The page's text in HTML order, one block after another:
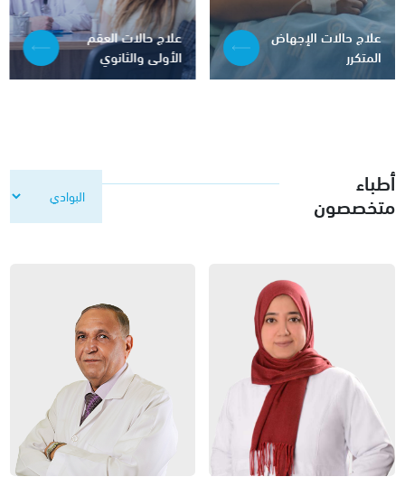
علاج حالات الإجهاض
المتكرر
علاج حالات العقم
الأولى والثانوي
أطباء
متخصصون